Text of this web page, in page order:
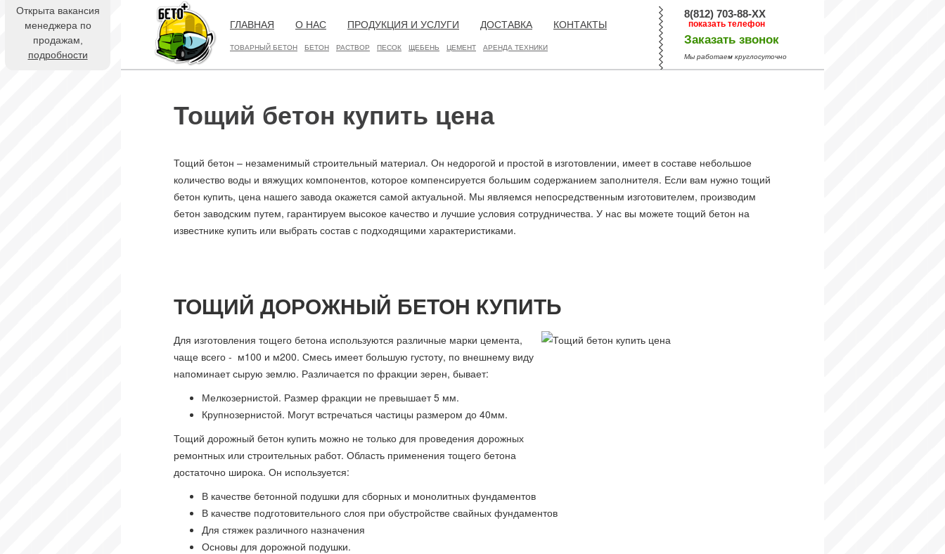
ГЛАВНАЯ О НАС ПРОДУКЦИЯ И УСЛУГИ ДОСТАВКА КОНТАКТЫ
Открыта вакансия
менеджера по
продажам,
подробности
ТОВАРНЫЙ БЕТОН БЕТОН РАСТВОР ПЕСОК ЩЕБЕНЬ ЦЕМЕНТ АРЕНДА ТЕХНИКИ
8(812) 703-88-XX
показать телефон
Заказать звонок
Мы работаем круглосуточно
Тощий бетон купить цена
Тощий бетон – незаменимый строительный материал. Он недорогой и простой в изготовлении, имеет в составе небольшое
количество воды и вяжущих компонентов, которое компенсируется большим содержанием заполнителя. Если вам нужно тощий
бетон купить, цена нашего завода окажется самой актуальной. Мы являемся непосредственным изготовителем, производим
бетон заводским путем, гарантируем высокое качество и лучшие условия сотрудничества. У нас вы можете тощий бетон на
известнике купить или выбрать состав с подходящими характеристиками.
ТОЩИЙ ДОРОЖНЫЙ БЕТОН КУПИТЬ
Для изготовления тощего бетона используются различные марки цемента,
чаще всего - м100 и м200. Смесь имеет большую густоту, по внешнему виду
напоминает сырую землю. Различается по фракции зерен, бывает:
Мелкозернистой. Размер фракции не превышает 5 мм.
Крупнозернистой. Могут встречаться частицы размером до 40мм.
Тощий дорожный бетон купить можно не только для проведения дорожных
ремонтных или строительных работ. Область применения тощего бетона
достаточно широка. Он используется:
В качестве бетонной подушки для сборных и монолитных фундаментов
В качестве подготовительного слоя при обустройстве свайных фундаментов
Для стяжек различного назначения
Основы для дорожной подушки.